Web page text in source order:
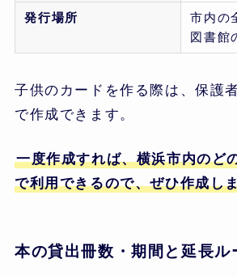
発行場所
市内の
図書館
子供のカードを作る際は、保護
で作成できます。
一度作成すれば、横浜市内のど
で利用できるので、ぜひ作成し
本の貸出冊数・期間と延長ル